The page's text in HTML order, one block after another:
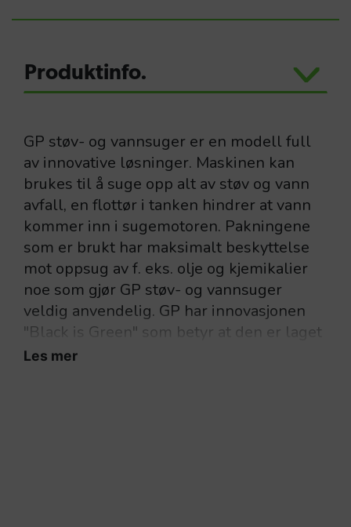
Produktinfo.
GP støv- og vannsuger er en modell full
av innovative løsninger. Maskinen kan
brukes til å suge opp alt av støv og vann
avfall, en flottør i tanken hindrer at vann
kommer inn i sugemotoren. Pakningene
som er brukt har maksimalt beskyttelse
mot oppsug av f. eks. olje og kjemikalier
noe som gjør GP støv- og vannsuger
veldig anvendelig. GP har innovasjonen
"Black is Green" som betyr at den er laget
av opp til 75% resirkulert plast og er like
Les mer